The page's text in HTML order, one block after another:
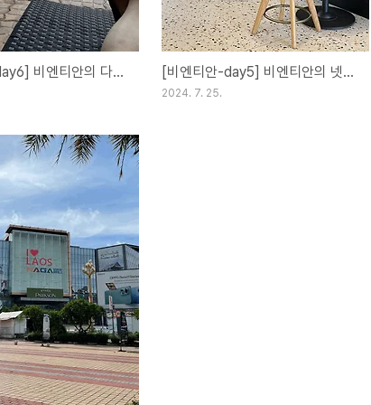
[비엔티안-day6] 비엔티안의 다섯째날 2024.07.19(금) [비엔티안-day5] 비엔티안의 넷째날 2024.07.18(목)
2024. 7. 25.